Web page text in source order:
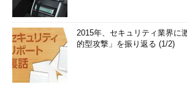
2015年、セキュリティ業界に
的型攻撃」を振り返る (1/2)